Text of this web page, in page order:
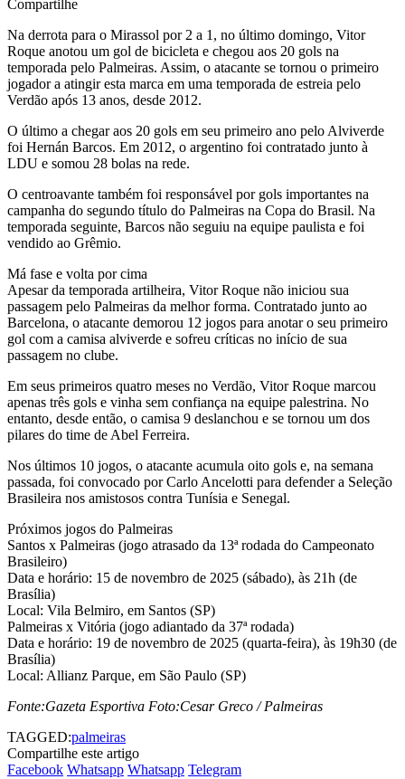
Compartilhe
Na derrota para o Mirassol por 2 a 1, no último domingo, Vitor
Roque anotou um gol de bicicleta e chegou aos 20 gols na
temporada pelo Palmeiras. Assim, o atacante se tornou o primeiro
jogador a atingir esta marca em uma temporada de estreia pelo
Verdão após 13 anos, desde 2012.
O último a chegar aos 20 gols em seu primeiro ano pelo Alviverde
foi Hernán Barcos. Em 2012, o argentino foi contratado junto à
LDU e somou 28 bolas na rede.
O centroavante também foi responsável por gols importantes na
campanha do segundo título do Palmeiras na Copa do Brasil. Na
temporada seguinte, Barcos não seguiu na equipe paulista e foi
vendido ao Grêmio.
Má fase e volta por cima
Apesar da temporada artilheira, Vitor Roque não iniciou sua
passagem pelo Palmeiras da melhor forma. Contratado junto ao
Barcelona, o atacante demorou 12 jogos para anotar o seu primeiro
gol com a camisa alviverde e sofreu críticas no início de sua
passagem no clube.
Em seus primeiros quatro meses no Verdão, Vitor Roque marcou
apenas três gols e vinha sem confiança na equipe palestrina. No
entanto, desde então, o camisa 9 deslanchou e se tornou um dos
pilares do time de Abel Ferreira.
Nos últimos 10 jogos, o atacante acumula oito gols e, na semana
passada, foi convocado por Carlo Ancelotti para defender a Seleção
Brasileira nos amistosos contra Tunísia e Senegal.
Próximos jogos do Palmeiras
Santos x Palmeiras (jogo atrasado da 13ª rodada do Campeonato
Brasileiro)
Data e horário: 15 de novembro de 2025 (sábado), às 21h (de
Brasília)
Local: Vila Belmiro, em Santos (SP)
Palmeiras x Vitória (jogo adiantado da 37ª rodada)
Data e horário: 19 de novembro de 2025 (quarta-feira), às 19h30 (de
Brasília)
Local: Allianz Parque, em São Paulo (SP)
Fonte:Gazeta Esportiva Foto:Cesar Greco / Palmeiras
TAGGED:palmeiras
Compartilhe este artigo
Facebook Whatsapp Whatsapp Telegram